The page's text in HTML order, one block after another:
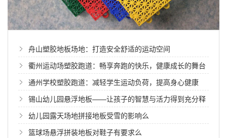
舟山塑胶地板场地：打造安全舒适的运动空间
衢州运动场塑胶跑道：畅享奔跑的快乐，健康成长的舞台
通州学校塑胶跑道：减轻学生运动负荷，提高身心健康
锡山幼儿园悬浮地板——让孩子的智慧与活力得到充分释
放
幼儿园露天场地拼接地板受雪的影响么
篮球场悬浮拼装地板对鞋子有要求么
滁州幼儿园室外地面的悬浮拼装地板